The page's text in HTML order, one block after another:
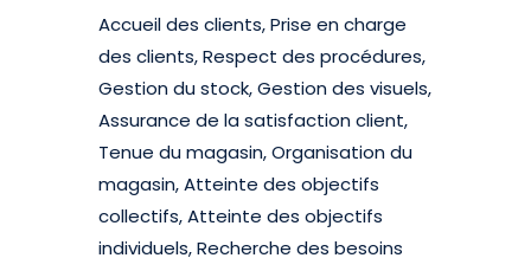
Accueil des clients, Prise en charge
des clients, Respect des procédures,
Gestion du stock, Gestion des visuels,
Assurance de la satisfaction client,
Tenue du magasin, Organisation du
magasin, Atteinte des objectifs
collectifs, Atteinte des objectifs
individuels, Recherche des besoins